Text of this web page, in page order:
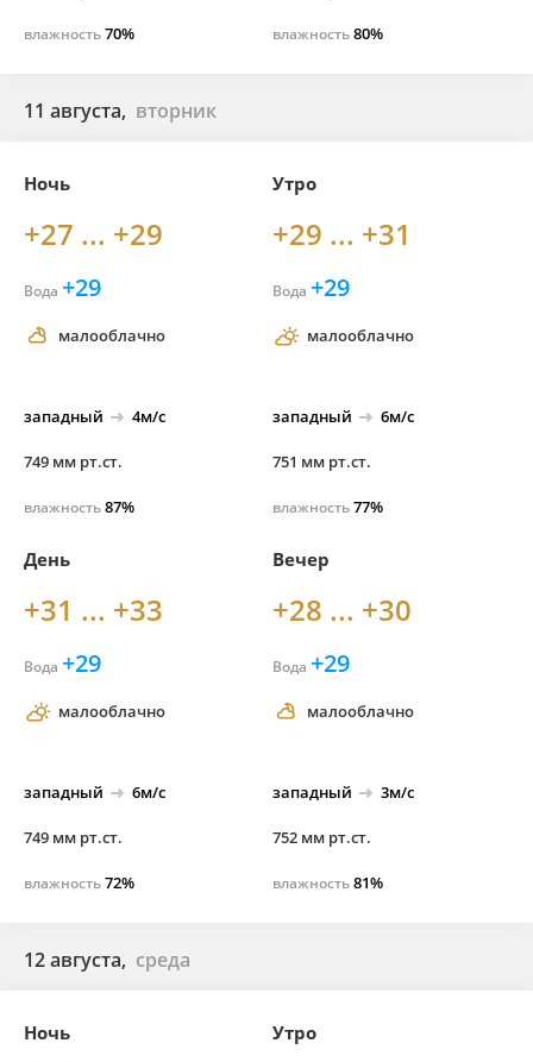
влажность70% влажность80%
11 августа, вторник
Ночь
+27 ... +29
Вода +29
малооблачно
западный 4м/с
749 мм рт.ст.
влажность87%
Утро
+29 ... +31
Вода +29
малооблачно
западный 6м/с
751 мм рт.ст.
влажность77%
День
+31 ... +33
Вода +29
малооблачно
западный 6м/с
749 мм рт.ст.
влажность72%
Вечер
+28 ... +30
Вода +29
малооблачно
западный 3м/с
752 мм рт.ст.
влажность81%
12 августа, среда
Ночь Утро